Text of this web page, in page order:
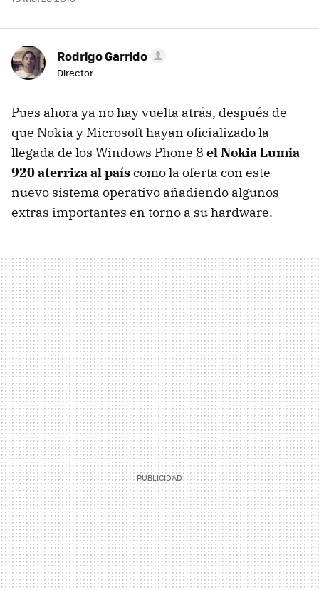
Rodrigo Garrido
Director
Pues ahora ya no hay vuelta atrás, después de
que Nokia y Microsoft hayan oficializado la
llegada de los Windows Phone 8 el Nokia Lumia
920 aterriza al paíscomo la oferta con este
nuevo sistema operativo añadiendo algunos
extras importantes en torno a su hardware.